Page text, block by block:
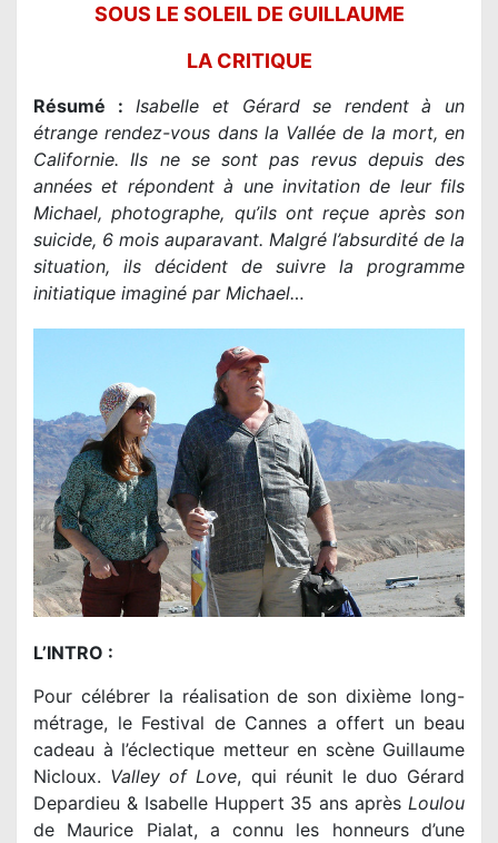
SOUS LE SOLEIL DE GUILLAUME
LA CRITIQUE
Résumé :
Isabelle et Gérard se rendent à un
étrange rendez-vous dans la Vallée de la mort, en
Californie. Ils ne se sont pas revus depuis des
années et répondent à une invitation de leur fils
Michael, photographe, qu’ils ont reçue après son
suicide, 6 mois auparavant. Malgré l’absurdité de la
situation, ils décident de suivre la programme
initiatique imaginé par Michael…
L’INTRO :
Pour célébrer la réalisation de son dixième long-
métrage, le Festival de Cannes a offert un beau
cadeau à l’éclectique metteur en scène Guillaume
Nicloux. Valley of Love, qui réunit le duo Gérard
Depardieu & Isabelle Huppert 35 ans après Loulou
de Maurice Pialat, a connu les honneurs d’une